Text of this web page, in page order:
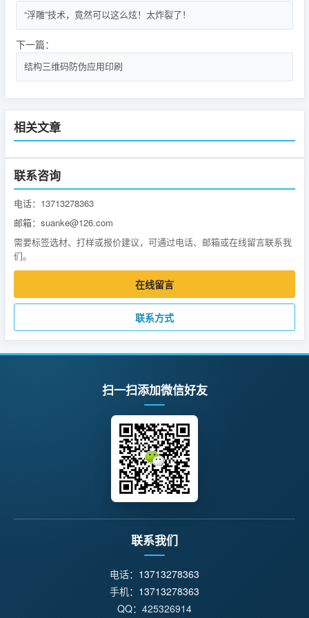
“浮雕”技术，竟然可以这么炫！太炸裂了！
下一篇：
结构三维码防伪应用印刷
相关文章
联系咨询
电话：13713278363
邮箱：suanke@126.com
需要标签选材、打样或报价建议，可通过电话、邮箱或在线留言联系我
们。
在线留言
联系方式
扫一扫添加微信好友
联系我们
电话： 13713278363
手机： 13713278363
QQ：425326914